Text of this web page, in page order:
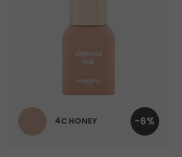
-6%
4C HONEY